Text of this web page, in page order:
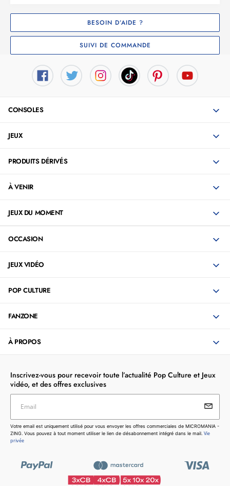
BESOIN D’AIDE ?
SUIVI DE COMMANDE
CONSOLES
JEUX
PRODUITS DÉRIVÉS
À VENIR
JEUX DU MOMENT
OCCASION
JEUX VIDÉO
POP CULTURE
FANZONE
À PROPOS
Inscrivez-vous pour recevoir toute l’actualité Pop Culture et Jeux
vidéo, et des offres exclusives
Votre email est uniquement utilisé pour vous envoyer les
offres commerciales de MICROMANIA - ZING. Vous pouvez
à tout moment utiliser le lien de désabonnement intégré dans
Email
Votre email est uniquement utilisé pour vous envoyer les offres commerciales de MICROMANIA -
ZING. Vous pouvez à tout moment utiliser le lien de désabonnement intégré dans le mail. Vie
privée